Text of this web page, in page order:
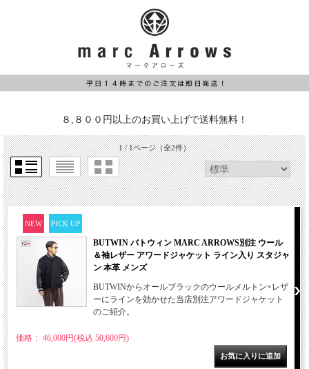
８,８００円以上のお買い上げで送料無料！
1 / 1ページ（全2件）
NEW PICK UP
BUTWIN バトウィン MARC ARROWS別注 ウール
＆袖レザー アワードジャケット ライン入り スタジャ
ン 本革 メンズ
BUTWINからオールブラックのウールメルトン×レザ
ーにラインを効かせた当店別注アワードジャケット
のご紹介。
価格： 46,000円(税込 50,600円)